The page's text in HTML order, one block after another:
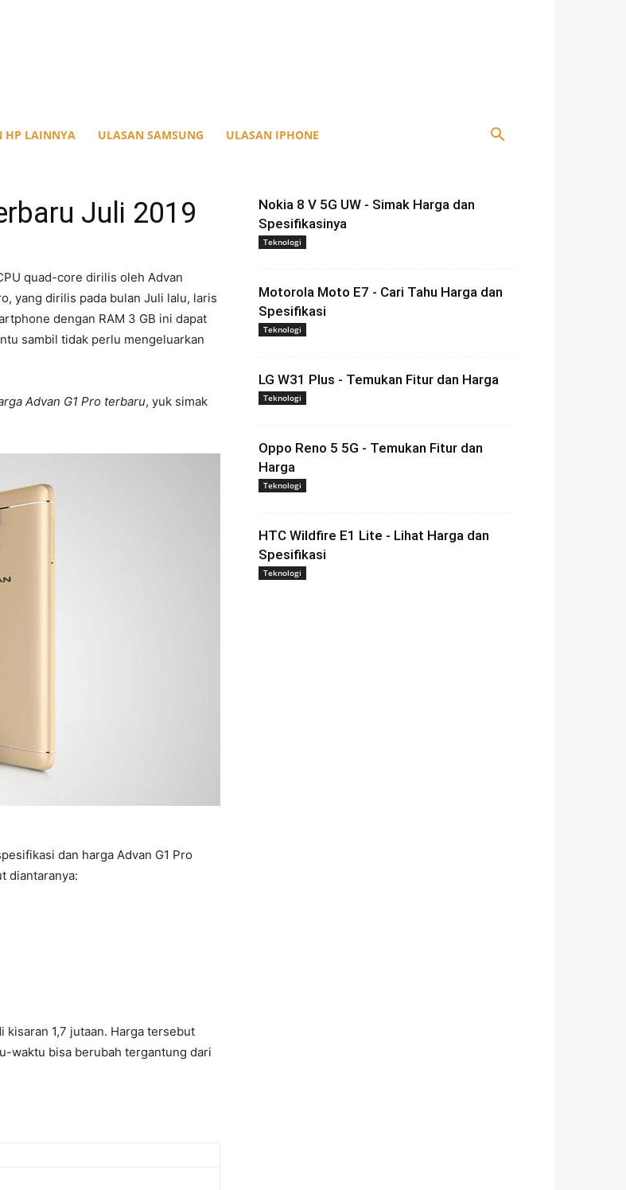
HP LAINNYA ULASAN SAMSUNG ULASAN IPHONE
Juli 2019
quad-core dirilis oleh Advan
yang dirilis pada bulan Juli lalu, laris
dengan RAM 3 GB ini dapat
sambil tidak perlu mengeluarkan
Advan G1 Pro terbaru, yuk simak
dan harga Advan G1 Pro
diantaranya:
kisaran 1,7 jutaan. Harga tersebut
waktu bisa berubah tergantung dari
Nokia 8 V 5G UW - Simak Harga dan
Spesifikasinya
Teknologi
Motorola Moto E7 - Cari Tahu Harga dan
Spesifikasi
Teknologi
LG W31 Plus - Temukan Fitur dan Harga
Teknologi
Oppo Reno 5 5G - Temukan Fitur dan
Harga
Teknologi
HTC Wildfire E1 Lite - Lihat Harga dan
Spesifikasi
Teknologi